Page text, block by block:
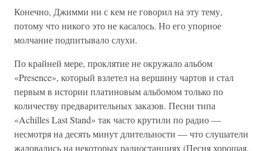
Конечно, Джимми ни с кем не говорил на эту тему,
потому что никого это не касалось. Но его упорное
молчание подпитывало слухи.
По крайней мере, проклятие не окружало альбом
«Presence», который взлетел на вершину чартов и стал
первым в истории платиновым альбомом только по
количеству предварительных заказов. Песни типа
«Achilles Last Stand» так часто крутили по радио —
несмотря на десять минут длительности — что слушатели
жаловались на некоторых радиостанциях (Песня хорошая,